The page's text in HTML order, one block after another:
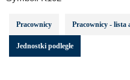
Pracownicy Pracownicy - lista
Jednostki podległe